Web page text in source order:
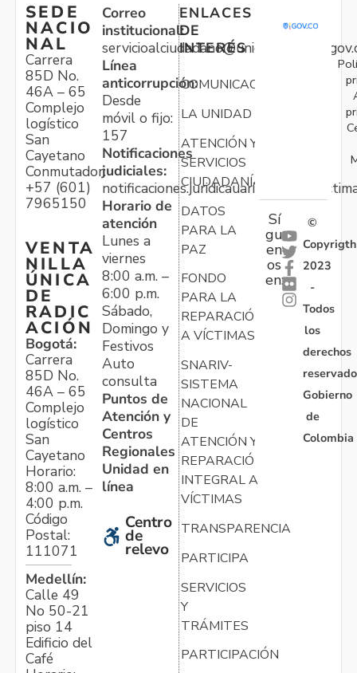
SEDE
NACIO
NAL
Carrera
85D No.
46A – 65
Complejo
logístico
San
Cayetano
Conmutador:
+57 (601)
7965150
VENTA
NILLA
ÚNICA
DE
RADIC
ACIÓN
Bogotá:
Carrera
85D No.
46A – 65
Complejo
logístico
San
Cayetano
Horario:
8:00 a.m. –
4:00 p.m.
Código
Postal:
111071
Medellín:
Calle 49
No 50-21
piso 14
Edificio del
Café
Correo
institucional:
Línea
anticorrupción:
Desde
móvil o fijo:
157
Notificaciones
judiciales:
Horario de
atención
Lunes a
viernes
8:00 a.m. –
6:00 p.m.
Sábado,
Domingo y
Festivos
Auto
consulta
Puntos de
Atención y
Centros
Regionales
Unidad en
línea
Centro
de
relevo
ENLACES
DE
INTERÉS
COMUNICACIONES
LA UNIDAD
ATENCIÓN Y
SERVICIOS
CIUDADANÍA
DATOS
PARA LA
PAZ
FONDO
PARA LA
REPARACIÓN
A VÍCTIMAS
SNARIV-
SISTEMA
NACIONAL
DE
ATENCIÓN Y
REPARACIÓN
INTEGRAL A
VÍCTIMAS
TRANSPARENCIA
PARTICIPA
SERVICIOS
Y
TRÁMITES
PARTICIPACIÓN
Sí
gu
en
os
en:
©
Copyrigth
2023
-
Todos
los
derechos
Gobierno
de
Colombia